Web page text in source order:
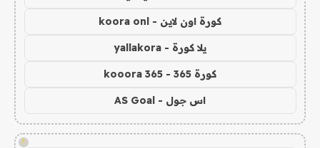
كورة اون لاين - koora onl
يلا كورة - yallakora
كورة 365 - kooora 365
اس جول - AS Goal
!